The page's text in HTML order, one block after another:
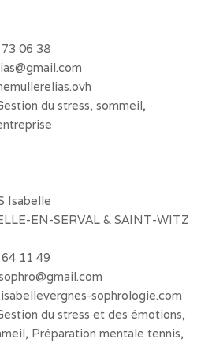
06 38
du stress, sommeil,
Isabelle
EN-SERVAL & SAINT-WITZ
11 49
sophrologie.com
du stress et des émotions,
Préparation mentale tennis,